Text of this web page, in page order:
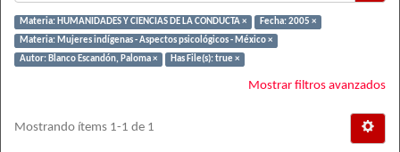
Materia: HUMANIDADES Y CIENCIAS DE LA CONDUCTA ×
Fecha: 2005 ×
Materia: Mujeres indígenas - Aspectos psicológicos - México ×
Autor: Blanco Escandón, Paloma ×
Has File(s): true ×
Mostrar filtros avanzados
Mostrando ítems 1-1 de 1